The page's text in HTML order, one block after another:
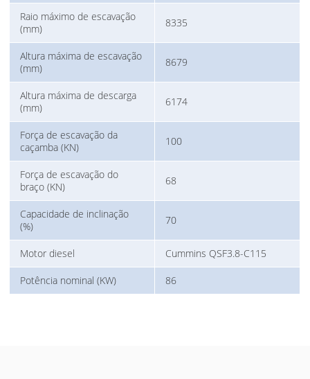
Raio máximo de escavação
(mm)
8335
Altura máxima de escavação
(mm)
8679
Altura máxima de descarga
(mm)
6174
Força de escavação da
caçamba (KN)
100
Força de escavação do
braço (KN)
68
Capacidade de inclinação
(%)
70
Motor diesel Cummins QSF3.8-C115
Potência nominal (KW) 86